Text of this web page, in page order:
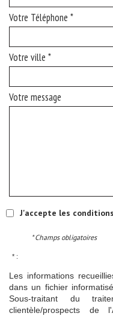
Votre Téléphone *
Votre ville *
Votre message
J'accepte les
* Champs obligatoires
* :
Les informations
dans un fichier
Sous-traitant du
clientèle/prospects